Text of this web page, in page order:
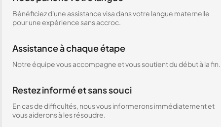
Bénéficiez d'une assistance visa dans votre langue maternelle
pour une expérience sans accroc.
Assistance à chaque étape
Notre équipe vous accompagne et vous soutient du début à la fin.
Restez informé et sans souci
En cas de difficultés, nous vous informerons immédiatement et
vous aiderons à les résoudre.